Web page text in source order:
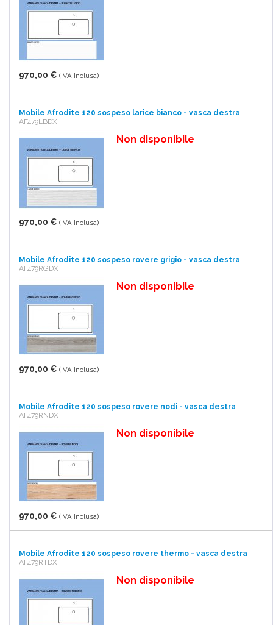
970,00 € (IVA Inclusa)
Mobile Afrodite 120 sospeso larice bianco - vasca destra
AF479LBDX
Non disponibile
970,00 € (IVA Inclusa)
Mobile Afrodite 120 sospeso rovere grigio - vasca destra
AF479RGDX
Non disponibile
970,00 € (IVA Inclusa)
Mobile Afrodite 120 sospeso rovere nodi - vasca destra
AF479RNDX
Non disponibile
970,00 € (IVA Inclusa)
Mobile Afrodite 120 sospeso rovere thermo - vasca destra
AF479RTDX
Non disponibile